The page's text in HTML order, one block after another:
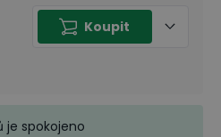
Koupit
je spokojeno